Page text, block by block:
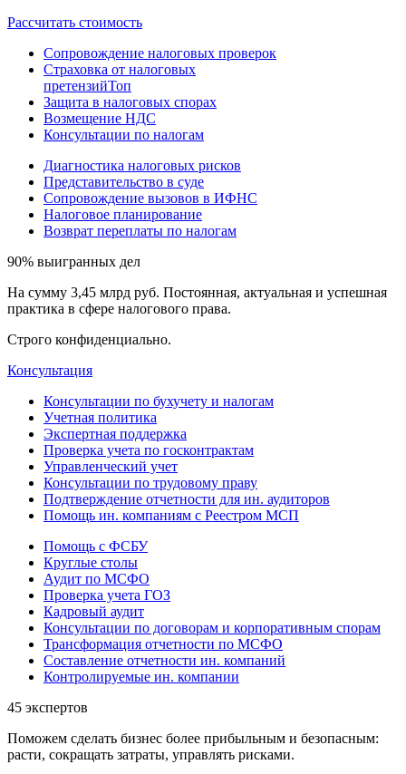
Рассчитать стоимость
Сопровождение налоговых проверок
Страховка от налоговых
претензийТоп
Защита в налоговых спорах
Возмещение НДС
Консультации по налогам
Диагностика налоговых рисков
Представительство в суде
Сопровождение вызовов в ИФНС
Налоговое планирование
Возврат переплаты по налогам
90% выигранных дел
На сумму 3,45 млрд руб. Постоянная, актуальная и успешная
практика в сфере налогового права.
Строго конфиденциально.
Консультация
Консультации по бухучету и налогам
Учетная политика
Экспертная поддержка
Проверка учета по госконтрактам
Управленческий учет
Консультации по трудовому праву
Подтверждение отчетности для ин. аудиторов
Помощь ин. компаниям с Реестром МСП
Помощь с ФСБУ
Круглые столы
Аудит по МСФО
Проверка учета ГОЗ
Кадровый аудит
Консультации по договорам и корпоративным спорам
Трансформация отчетности по МСФО
Составление отчетности ин. компаний
Контролируемые ин. компании
45 экспертов
Поможем сделать бизнес более прибыльным и безопасным:
расти, cокращать затраты, управлять рисками.